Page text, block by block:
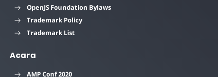
OpenJS Foundation Bylaws
Trademark Policy
Trademark List
Acara
AMP Conf 2020